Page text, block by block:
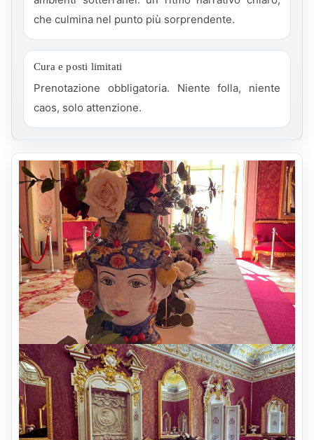
che culmina nel punto più sorprendente.
Cura e posti limitati
Prenotazione obbligatoria. Niente folla, niente
caos, solo attenzione.